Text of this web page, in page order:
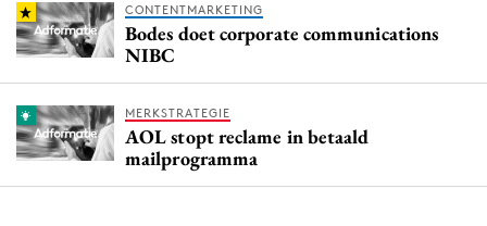
CONTENTMARKETING
Bodes doet corporate communications
NIBC
MERKSTRATEGIE
AOL stopt reclame in betaald
mailprogramma